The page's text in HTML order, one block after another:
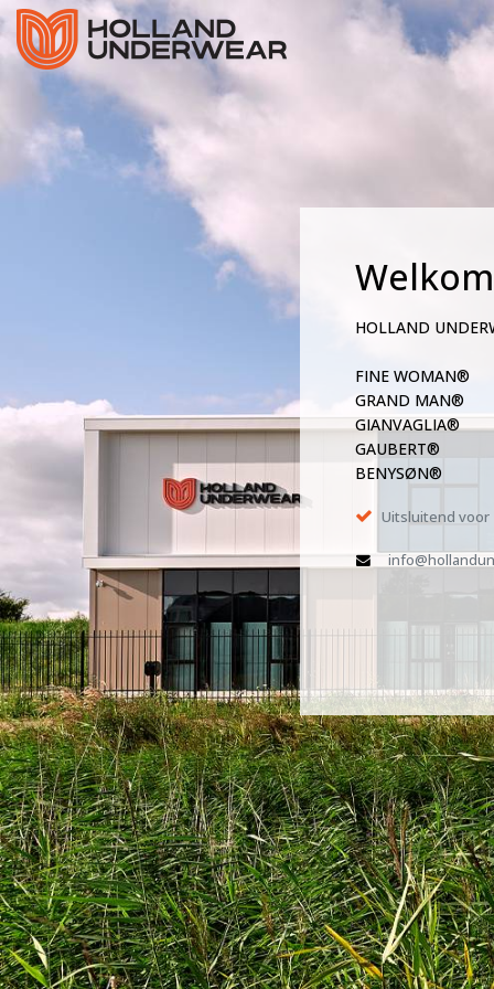
Welkom
HOLLAND
FINE WOMAN®
GRAND MAN®
GIANVAGLIA®
GAUBERT®
BENYSØN®
Uitsluitend voor